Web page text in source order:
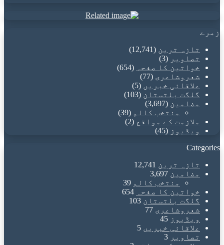
زمرے
تازہ ترین (12,741)
تصاویر (3)
خواتین کا صفحہ
(654)
شعروشاعری (77)
علاقائی خبریں (5)
گلگت بلتستان (103)
مضامین (3,697)
منتخب کالم (39)
ملازمت کے مواقع (2)
ویڈیوز (45)
Categories
تازہ ترین 12,741
مضامین 3,697
منتخب کالم 39
خواتین کا صفحہ
654
گلگت بلتستان 103
شعروشاعری 77
ویڈیوز 45
علاقائی خبریں 5
تصاویر 3